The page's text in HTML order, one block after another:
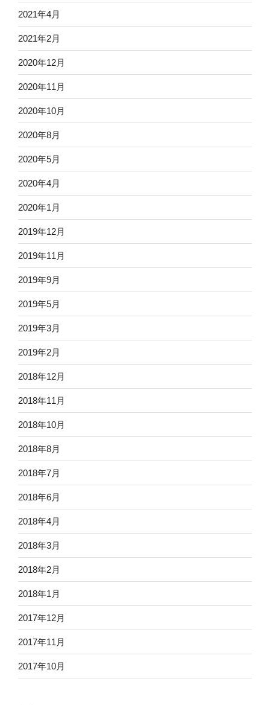
2021年4月
2021年2月
2020年12月
2020年11月
2020年10月
2020年8月
2020年5月
2020年4月
2020年1月
2019年12月
2019年11月
2019年9月
2019年5月
2019年3月
2019年2月
2018年12月
2018年11月
2018年10月
2018年8月
2018年7月
2018年6月
2018年4月
2018年3月
2018年2月
2018年1月
2017年12月
2017年11月
2017年10月